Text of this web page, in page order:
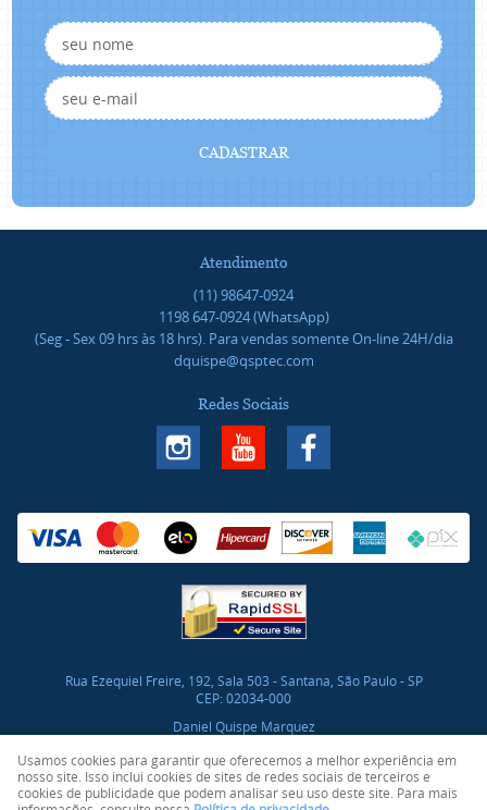
CADASTRAR
Atendimento
(11)98647-0924
1198647-0924(WhatsApp)
(Seg - Sex 09 hrs às 18 hrs). Para vendas somente On-line 24H/dia
dquispe@qsptec.com
Redes Sociais
Rua Ezequiel Freire, 192, Sala 503 -Santana, São Paulo-SP
CEP: 02034-000
Daniel Quispe Marquez
LOJA VIRTUAL CRIADA POR
Usamos cookies para garantir que oferecemos a melhor experiência em
nosso site. Isso inclui cookies de sites de redes sociais de terceiros e
cookies de publicidade que podem analisar seu uso deste site. Para mais